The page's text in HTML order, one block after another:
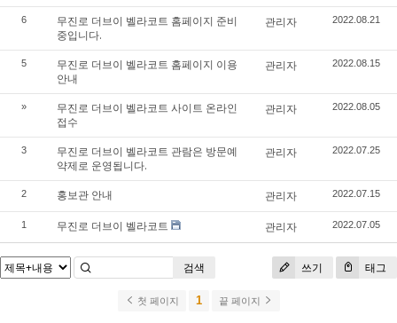
6
무진로 더브이 벨라코트 홈페이지 준비
중입니다.
관리자 2022.08.21
5
무진로 더브이 벨라코트 홈페이지 이용
안내
관리자 2022.08.15
»
무진로 더브이 벨라코트 사이트 온라인
접수
관리자 2022.08.05
3
무진로 더브이 벨라코트 관람은 방문예
약제로 운영됩니다.
관리자 2022.07.25
2 홍보관 안내 관리자 2022.07.15
1 무진로 더브이 벨라코트 관리자 2022.07.05
쓰기 태그
검색
첫 페이지 1 끝 페이지